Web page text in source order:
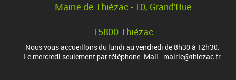
Mairie de Thiézac - 10, Grand'Rue
15800 Thiézac
Nous vous accueillons du lundi au vendredi de 8h30 à 12h30.
Le mercredi seulement par téléphone. Mail : mairie@thiezac.fr